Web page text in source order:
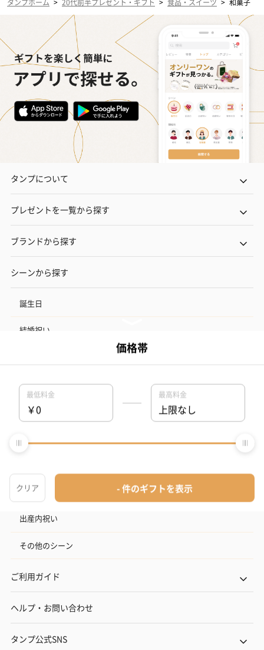
タンプホーム > 20代前半プレゼント・ギフト > 食品・スイーツ > 和菓子
タンプについて
プレゼントを一覧から探す
ブランドから探す
シーンから探す
誕生日
結婚祝い
お中元
記念日
結婚記念日
結婚内祝い
出産内祝い
その他のシーン
ご利用ガイド
ヘルプ・お問い合わせ
タンプ公式SNS